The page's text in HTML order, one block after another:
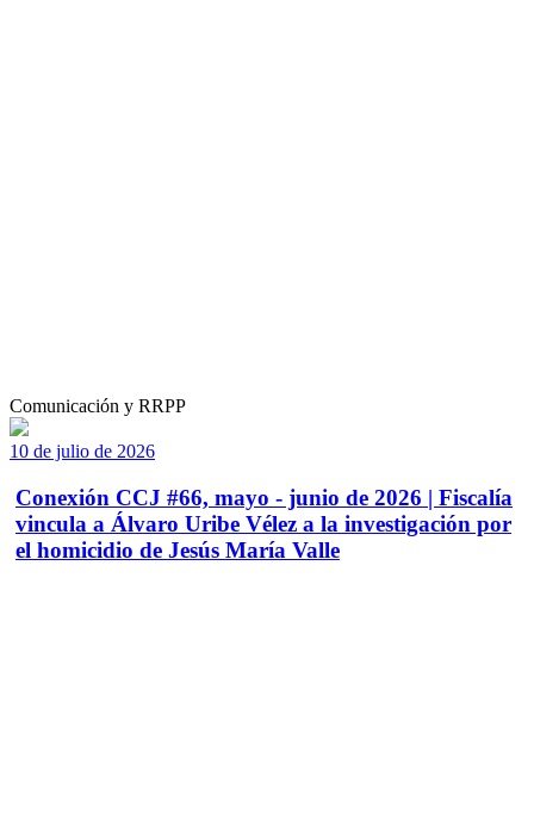
Comunicación y RRPP
10 de julio de 2026
Conexión CCJ #66, mayo - junio de 2026 | Fiscalía
vincula a Álvaro Uribe Vélez a la investigación por
el homicidio de Jesús María Valle